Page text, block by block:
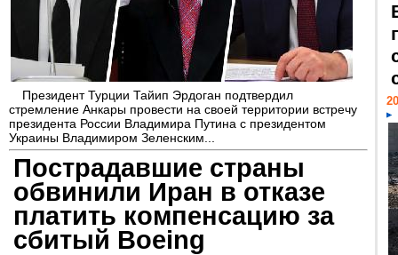
Президент Турции Тайип Эрдоган подтвердил
стремление Анкары провести на своей территории встречу
президента России Владимира Путина с президентом
Украины Владимиром Зеленским...
Пострадавшие страны
обвинили Иран в отказе
платить компенсацию за
сбитый Boeing